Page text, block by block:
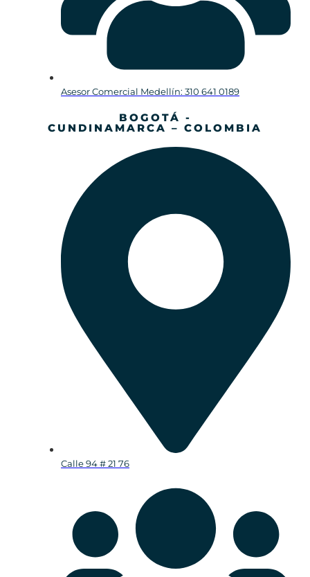
Asesor Comercial Medellín: 310 641 0189
BOGOTÁ -
CUNDINAMARCA – COLOMBIA
Calle 94 # 21 76